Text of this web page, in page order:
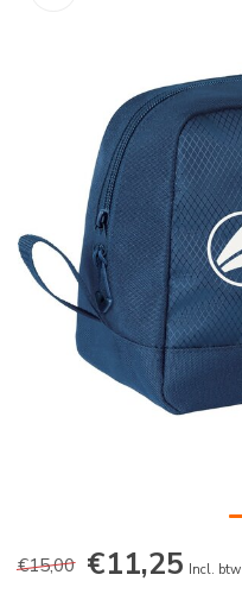
€15,00 €11,25 Incl. btw